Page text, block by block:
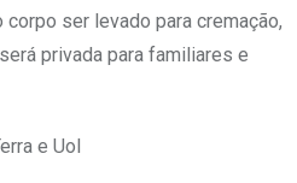
ser levado para cremação,
privada para familiares e
e Uol